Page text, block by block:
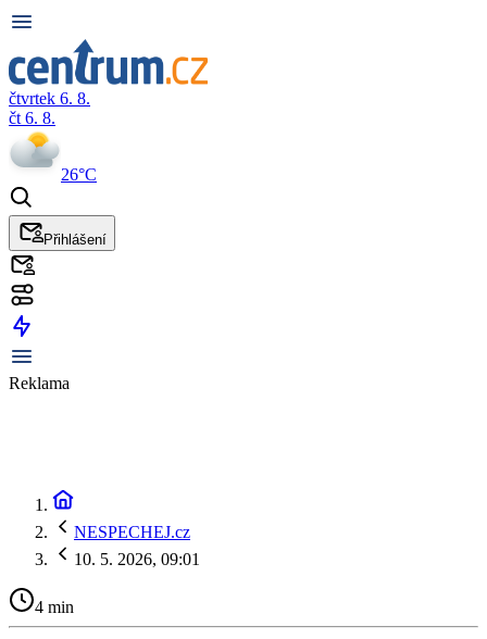
čtvrtek 6. 8.
čt 6. 8.
26°C
Přihlášení
Reklama
NESPECHEJ.cz
10. 5. 2026, 09:01
4 min